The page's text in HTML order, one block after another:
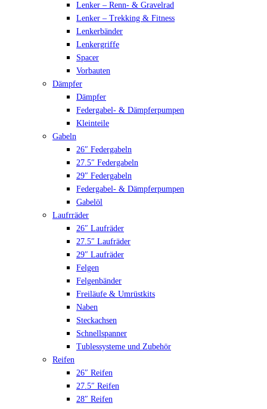
Lenker – Renn- & Gravelrad
Lenker – Trekking & Fitness
Lenkerbänder
Lenkergriffe
Spacer
Vorbauten
Dämpfer
Dämpfer
Federgabel- & Dämpferpumpen
Kleinteile
Gabeln
26″ Federgabeln
27.5″ Federgabeln
29″ Federgabeln
Federgabel- & Dämpferpumpen
Gabelöl
Laufrräder
26″ Laufräder
27.5″ Laufräder
29″ Laufräder
Felgen
Felgenbänder
Freiläufe & Umrüstkits
Naben
Steckachsen
Schnellspanner
Tublessysteme und Zubehör
Reifen
26″ Reifen
27.5″ Reifen
28″ Reifen